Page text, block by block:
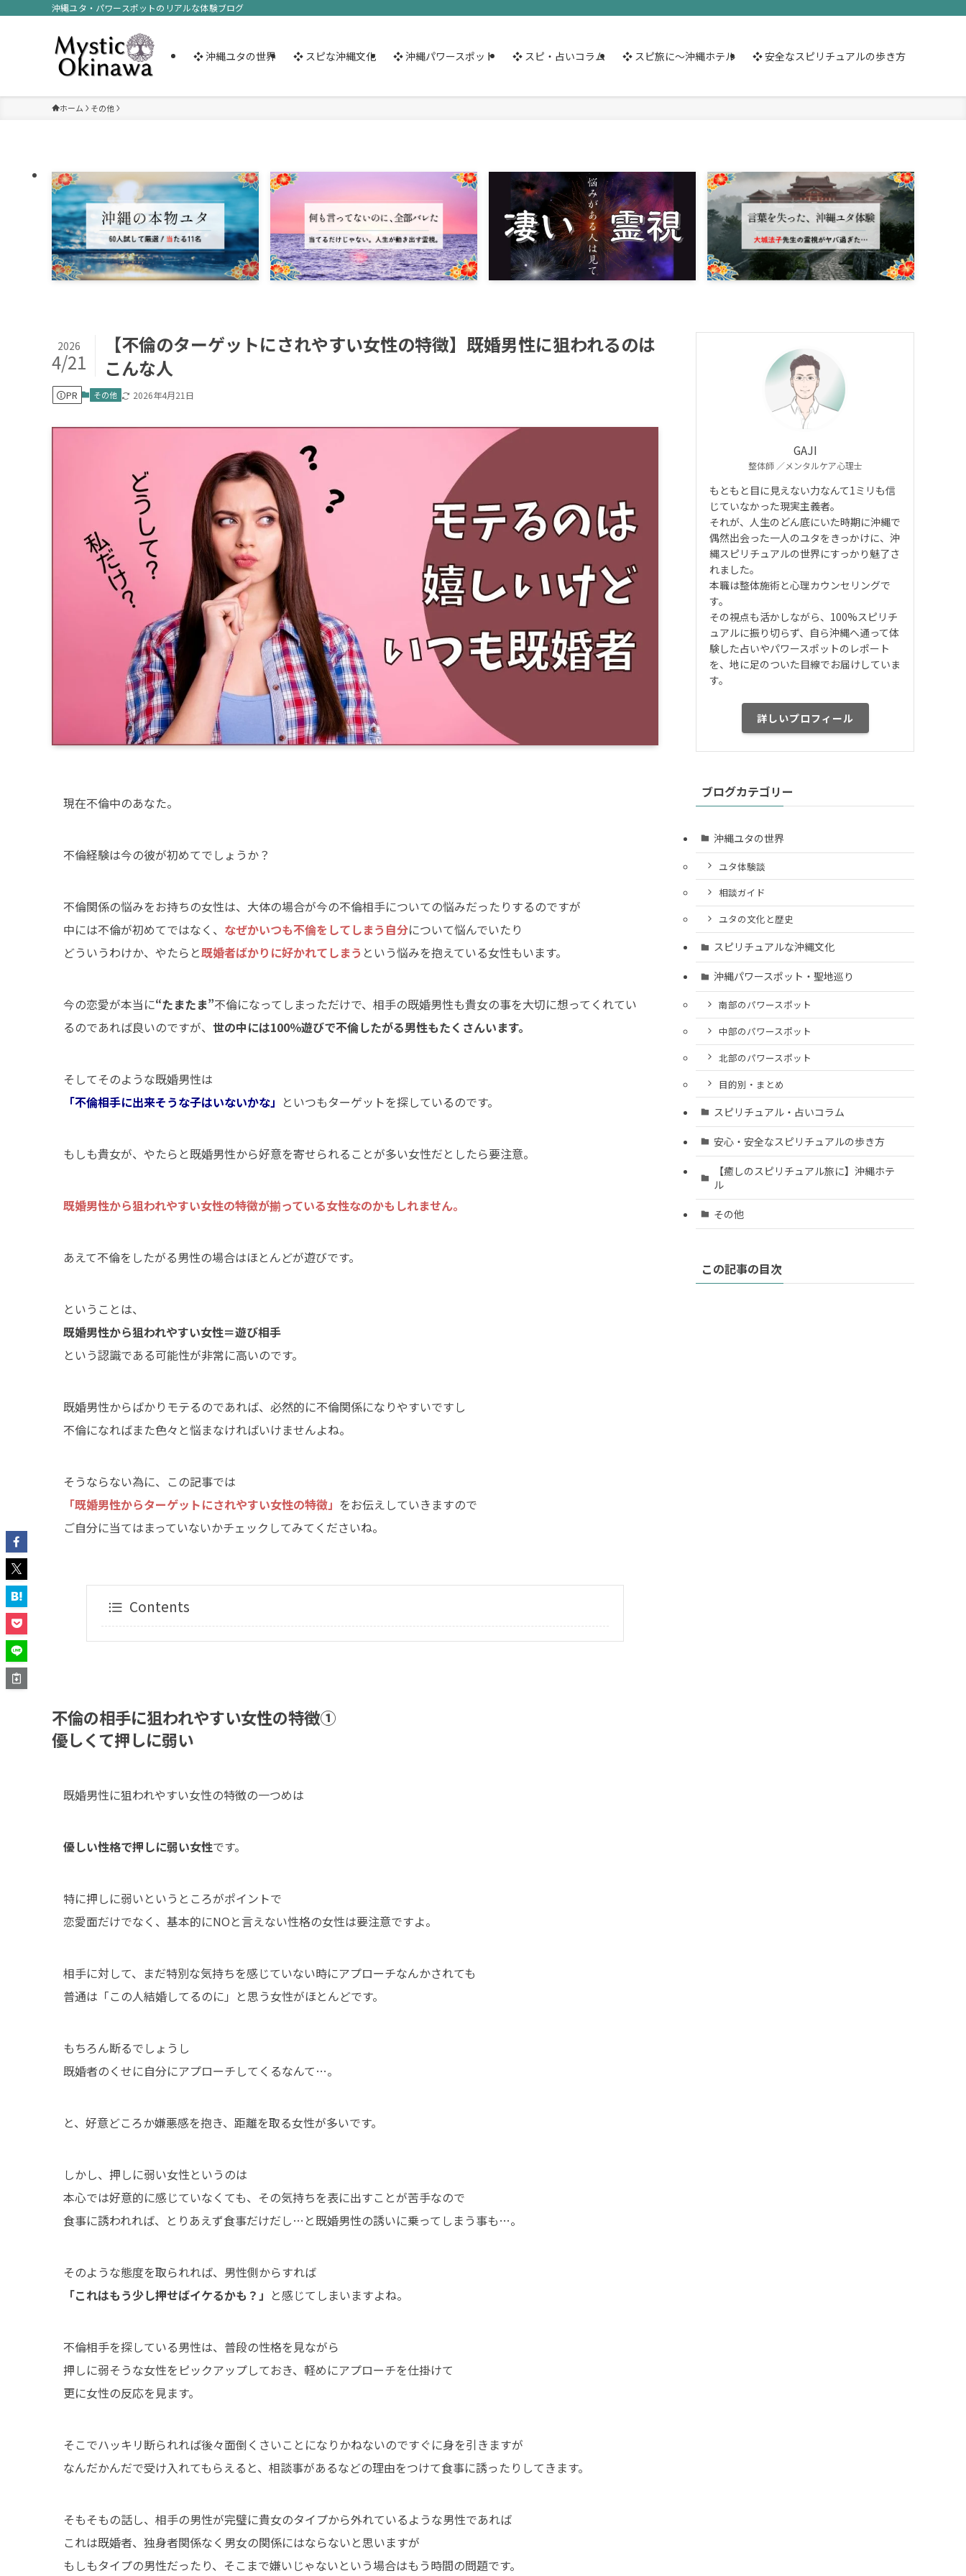
沖縄ユタ・パワースポットのリアルな体験ブログ
❖ 沖縄ユタの世界 ❖ スピな沖縄文化 ❖ 沖縄パワースポット ❖ スピ・占いコラム ❖ スピ旅に～沖縄ホテル ❖ 安全なスピリチュアルの歩き方
ホーム その他
【不倫のターゲットにされやすい女性の特徴】既婚男性に狙われるのは
こんな人
2026
4/21
PR その他 2026年4月21日
現在不倫中のあなた。
不倫経験は今の彼が初めてでしょうか？
不倫関係の悩みをお持ちの女性は、大体の場合が今の不倫相手についての悩みだったりするのですが
中には不倫が初めてではなく、 なぜかいつも不倫をしてしまう自分について悩んでいたり
どういうわけか、やたらと既婚者ばかりに好かれてしまう という悩みを抱えている女性もいます。
今の恋愛が本当に“たまたま”不倫になってしまっただけで、相手の既婚男性も貴女の事を大切に想ってくれてい
るのであれば良いのですが、 世の中には100％遊びで不倫したがる男性もたくさんいます。
そしてそのような既婚男性は
「不倫相手に出来そうな子はいないかな」 といつもターゲットを探しているのです。
もしも貴女が、やたらと既婚男性から好意を寄せられることが多い女性だとしたら要注意。
既婚男性から狙われやすい女性の特徴が揃っている女性なのかもしれません。
あえて不倫をしたがる男性の場合はほとんどが遊びです。
ということは、
既婚男性から狙われやすい女性＝遊び相手
という認識である可能性が非常に高いのです。
既婚男性からばかりモテるのであれば、必然的に不倫関係になりやすいですし
不倫になればまた色々と悩まなければいけませんよね。
そうならない為に、この記事では
「既婚男性からターゲットにされやすい女性の特徴」 をお伝えしていきますので
ご自分に当てはまっていないかチェックしてみてくださいね。
Contents
不倫の相手に狙われやすい女性の特徴①
優しくて押しに弱い
既婚男性に狙われやすい女性の特徴の一つめは
優しい性格で押しに弱い女性です。
特に押しに弱いというところがポイントで
恋愛面だけでなく、基本的にNOと言えない性格の女性は要注意ですよ。
相手に対して、まだ特別な気持ちを感じていない時にアプローチなんかされても
普通は「この人結婚してるのに」と思う女性がほとんどです。
もちろん断るでしょうし
既婚者のくせに自分にアプローチしてくるなんて…。
と、好意どころか嫌悪感を抱き、距離を取る女性が多いです。
しかし、押しに弱い女性というのは
本心では好意的に感じていなくても、その気持ちを表に出すことが苦手なので
食事に誘われれば、とりあえず食事だけだし…と既婚男性の誘いに乗ってしまう事も…。
そのような態度を取られれば、男性側からすれば
「これはもう少し押せばイケるかも？」 と感じてしまいますよね。
不倫相手を探している男性は、普段の性格を見ながら
押しに弱そうな女性をピックアップしておき、軽めにアプローチを仕掛けて
更に女性の反応を見ます。
そこでハッキリ断られれば後々面倒くさいことになりかねないのですぐに身を引きますが
なんだかんだで受け入れてもらえると、相談事があるなどの理由をつけて食事に誘ったりしてきます。
そもそもの話し、相手の男性が完璧に貴女のタイプから外れているような男性であれば
これは既婚者、独身者関係なく男女の関係にはならないと思いますが
もしもタイプの男性だったり、そこまで嫌いじゃないという場合はもう時間の問題です。
GAJI
整体師 ／メンタルケア心理士
もともと目に見えない力なんて1ミリも信
じていなかった現実主義者。
それが、人生のどん底にいた時期に沖縄で
偶然出会った一人のユタをきっかけに、沖
縄スピリチュアルの世界にすっかり魅了さ
れました。
本職は整体施術と心理カウンセリングで
す。
その視点も活かしながら、100%スピリチ
ュアルに振り切らず、自ら沖縄へ通って体
験した占いやパワースポットのレポート
を、地に足のついた目線でお届けしていま
す。
詳しいプロフィール
ブログカテゴリー
沖縄ユタの世界
ユタ体験談
相談ガイド
ユタの文化と歴史
スピリチュアルな沖縄文化
沖縄パワースポット・聖地巡り
南部のパワースポット
中部のパワースポット
北部のパワースポット
目的別・まとめ
スピリチュアル・占いコラム
安心・安全なスピリチュアルの歩き方
【癒しのスピリチュアル旅に】沖縄ホテ
ル
その他
この記事の目次